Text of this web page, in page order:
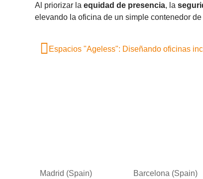
Al priorizar la equidad de presencia, la
elevando la oficina de un simple contenedor
Madrid (Spain) Barcelona (Spain)